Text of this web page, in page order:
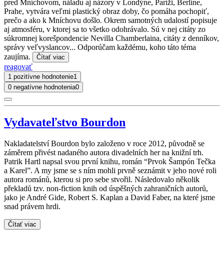
pred Mníchovom, náladu aj názory v Londýne, Paríži, Berlíne,
Prahe, vytvára veľmi plastický obraz doby, čo pomáha pochopiť,
prečo a ako k Mníchovu došlo. Okrem samotných udalostí popisuje
aj atmosféru, v ktorej sa to všetko odohrávalo. Sú v nej citáty zo
súkromnej korešpondencie Nevilla Chamberlaina, citáty z denníkov,
správy veľvyslancov... Odporúčam každému, koho táto téma
zaujíma.
Čítať viac
reagovať
1 pozitívne hodnotenie1
0 negatívne hodnotenia0
Vydavateľstvo Bourdon
Nakladatelství Bourdon bylo založeno v roce 2012, původně se
záměrem přivést nadaného autora divadelních her na knižní trh.
Patrik Hartl napsal svou první knihu, román “Prvok Šampón Tečka
a Karel”. A my jsme se s ním mohli prvně seznámit v jeho nové roli
autora románů, kterou si pro sebe stvořil. Následovalo několik
překladů tzv. non-fiction knih od úspěšných zahraničních autorů,
jako je André Gide, Robert S. Kaplan a David Faber, na které jsme
snad právem hrdi.
Čítať viac